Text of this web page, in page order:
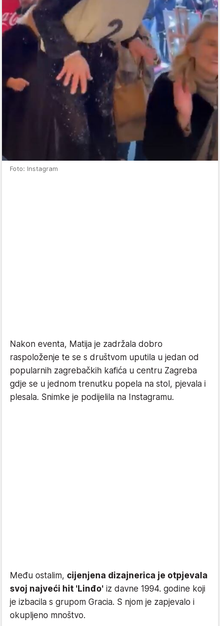
Foto: Instagram
Nakon eventa, Matija je zadržala dobro
raspoloženje te se s društvom uputila u jedan od
popularnih zagrebačkih kafića u centru Zagreba
gdje se u jednom trenutku popela na stol, pjevala i
plesala. Snimke je podijelila na Instagramu.
Među ostalim, cijenjena dizajnerica je otpjevala
svoj najveći hit 'Linđo' iz davne 1994. godine koji
je izbacila s grupom Gracia. S njom je zapjevalo i
okupljeno mnoštvo.